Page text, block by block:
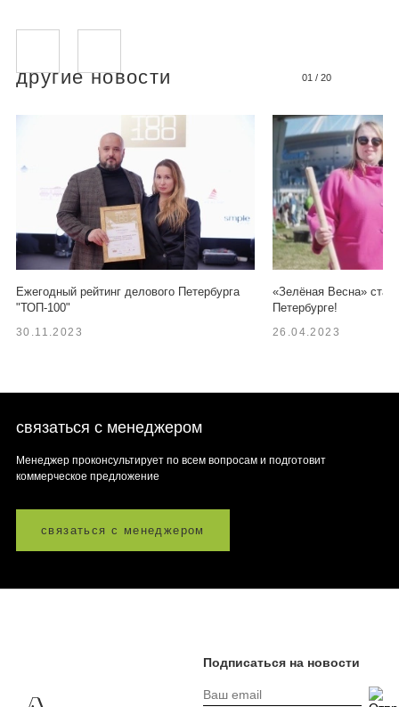
другие новости 01 / 20
Ежегодный рейтинг делового Петербурга
"ТОП-100"
30.11.2023
«Зелёная Весна»
Петербурге!
26.04.2023
связаться с менеджером
Менеджер проконсультирует по всем вопросам и подготовит
коммерческое предложение
связаться с менеджером
Подписаться на новости